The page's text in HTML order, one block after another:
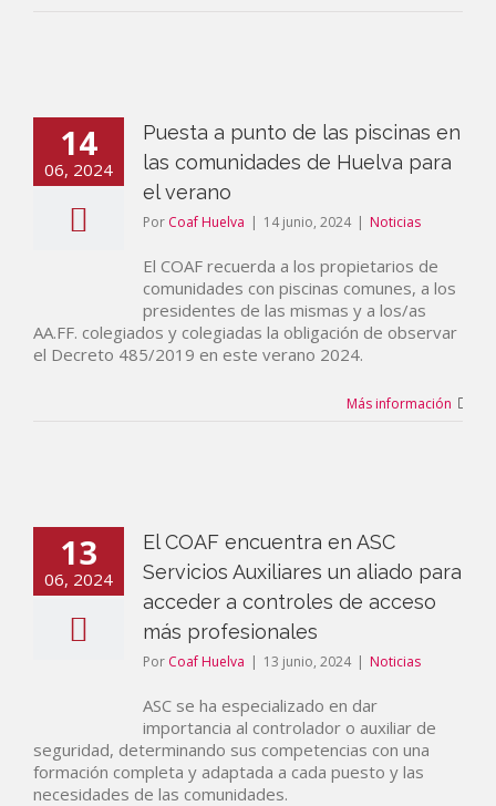
14
06, 2024
Puesta a punto de las piscinas en
las comunidades de Huelva para
el verano
Por Coaf Huelva | 14 junio, 2024 | Noticias
El COAF recuerda a los propietarios de
comunidades con piscinas comunes, a los
presidentes de las mismas y a los/as
AA.FF. colegiados y colegiadas la obligación de observar
el Decreto 485/2019 en este verano 2024.
Más información
13
06, 2024
El COAF encuentra en ASC
Servicios Auxiliares un aliado para
acceder a controles de acceso
más profesionales
Por Coaf Huelva | 13 junio, 2024 | Noticias
ASC se ha especializado en dar
importancia al controlador o auxiliar de
seguridad, determinando sus competencias con una
formación completa y adaptada a cada puesto y las
necesidades de las comunidades.